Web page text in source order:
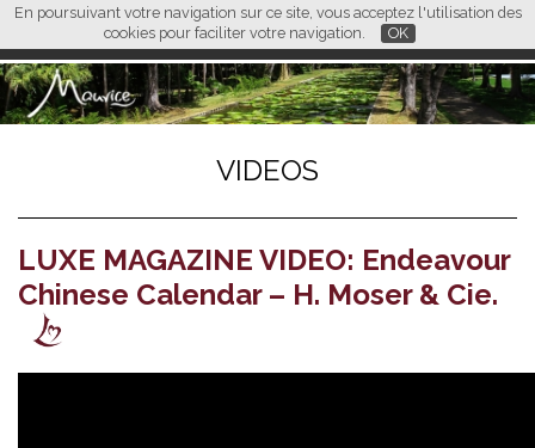
En poursuivant votre navigation sur ce site, vous acceptez l'utilisation des
cookies pour faciliter votre navigation.
OK
FR EN CN
L M
VIDEOS
LUXE MAGAZINE VIDEO: Endeavour
Chinese Calendar – H. Moser & Cie.